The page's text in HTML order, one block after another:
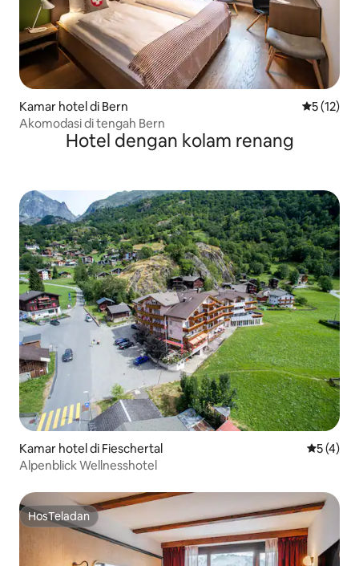
Kamar hotel di Bern Nilai rata-
5 (12)
Akomodasi di tengah Bern
Hotel dengan kolam renang
Kamar hotel di Fieschertal Nilai
5 (4)
Alpenblick Wellnesshotel
HosTeladan
HosTeladan